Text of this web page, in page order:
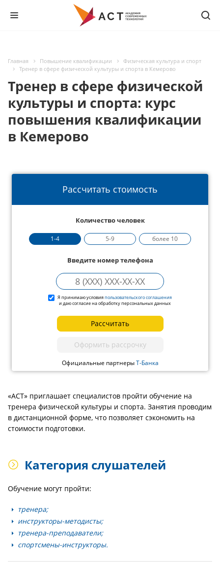
Главная Повышение квалификации
Физическая культура и спорт
Тренер в сфере физической культуры и спорта в Кемерово
Тренер в сфере физической
культуры и спорта: курс
повышения квалификации
в Кемерово
Рассчитать стоимость
Количество человек
1-4 5-9 более 10
Введите номер телефона
Я принимаю условияпользовательского соглашения
и даю согласие на обработку персональных данных
Рассчитать
Оформить рассрочку
Официальные партнерыТ-Банка
«АСТ» приглашает специалистов пройти обучение на
тренера физической культуры и спорта. Занятия проводим
в дистанционной форме, что позволяет сэкономить на
стоимости подготовки.
Категория слушателей
Обучение могут пройти:
тренера;
инструкторы-методисты;
тренера-преподаватели;
спортсмены-инструкторы.